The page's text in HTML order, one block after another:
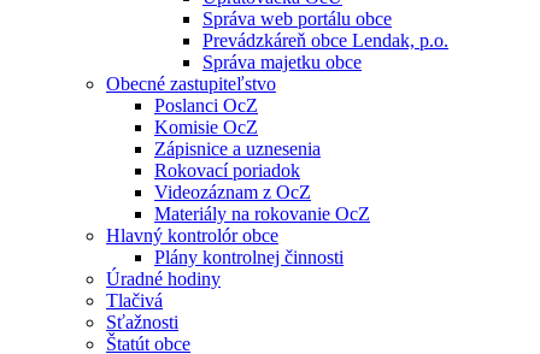
Správa web portálu obce
Prevádzkáreň obce Lendak, p.o.
Správa majetku obce
Obecné zastupiteľstvo
Poslanci OcZ
Komisie OcZ
Zápisnice a uznesenia
Rokovací poriadok
Videozáznam z OcZ
Materiály na rokovanie OcZ
Hlavný kontrolór obce
Plány kontrolnej činnosti
Úradné hodiny
Tlačivá
Sťažnosti
Štatút obce